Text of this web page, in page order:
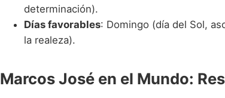
determinación).
Días favorables: Domingo (día del Sol,
la realeza).
Marcos José en el Mundo: